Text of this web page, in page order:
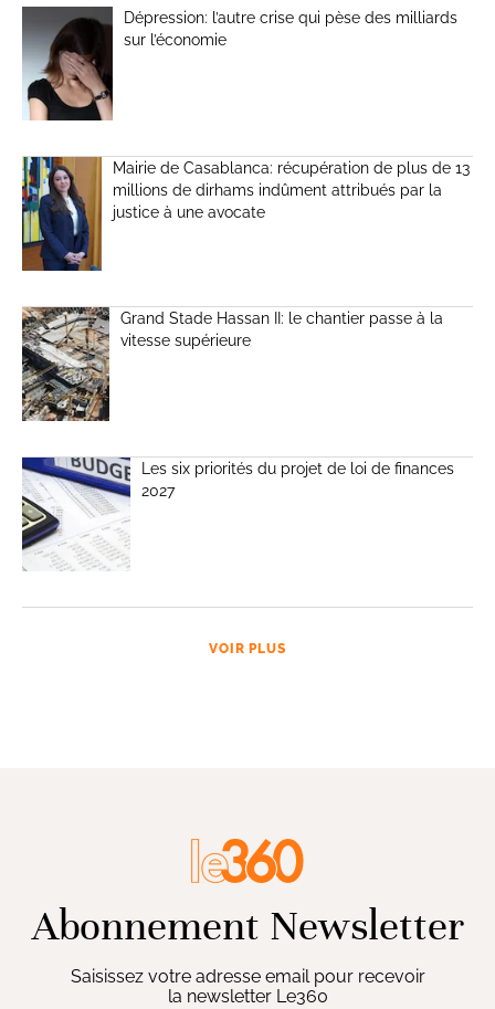
Dépression: l’autre crise qui pèse des milliards
sur l’économie
Mairie de Casablanca: récupération de plus de 13
millions de dirhams indûment attribués par la
justice à une avocate
Grand Stade Hassan II: le chantier passe à la
vitesse supérieure
Les six priorités du projet de loi de finances
2027
VOIR PLUS
Abonnement Newsletter
Saisissez votre adresse email pour recevoir
la newsletter Le360